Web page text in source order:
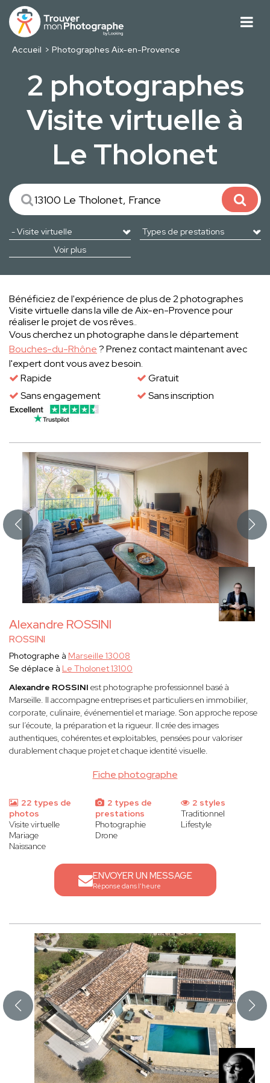
Accueil Photographes Aix-en-Provence
2 photographes
Visite virtuelle à
Le Tholonet
Voir plus
Bénéficiez de l'expérience de plus de 2 photographes
Visite virtuelle dans la ville de Aix-en-Provence pour
réaliser le projet de vos rêves..
Vous cherchez un photographe dans le département
Bouches-du-Rhône? Prenez contact maintenant avec
l'expert dont vous avez besoin.
Rapide
Gratuit
Sans engagement
Sans inscription
Alexandre ROSSINI
ROSSINI
Fiche photographe
Photographe à Marseille 13008
Se déplace à Le Tholonet 13100
Alexandre ROSSINI est photographe professionnel basé à
Marseille. Il accompagne entreprises et particuliers en immobilier,
corporate, culinaire, événementiel et mariage. Son approche repose
sur l’écoute, la préparation et la rigueur. Il crée des images
authentiques, cohérentes et exploitables, pensées pour valoriser
durablement chaque projet et chaque identité visuelle.
22 types de
photos
Visite virtuelle
Mariage
Naissance
2 types de
prestations
Photographie
Drone
2 styles
Traditionnel
Lifestyle
ENVOYER UN MESSAGE
Réponse dans l'heure